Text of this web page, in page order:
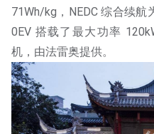
71Wh/kg，NEDC 综合续
0EV 搭载了最大功率
机，由法雷奥提供。